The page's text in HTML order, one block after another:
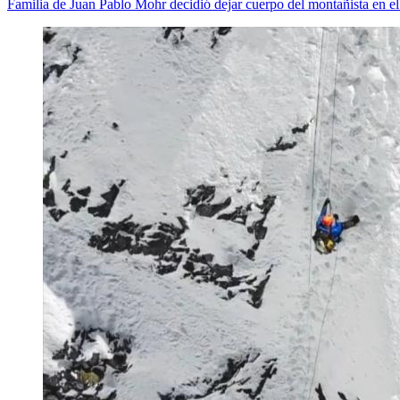
Familia de Juan Pablo Mohr decidió dejar cuerpo del montañista en